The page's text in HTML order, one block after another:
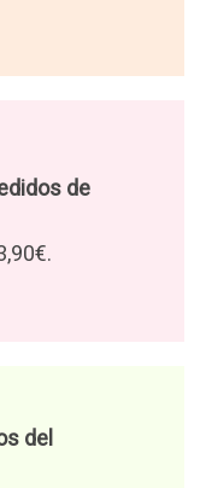
de
del